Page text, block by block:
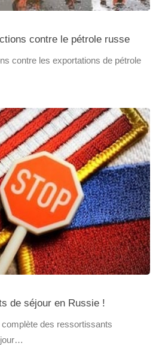
contre le pétrole russe
contre les exportations de pétrole
de séjour en Russie !
des ressortissants